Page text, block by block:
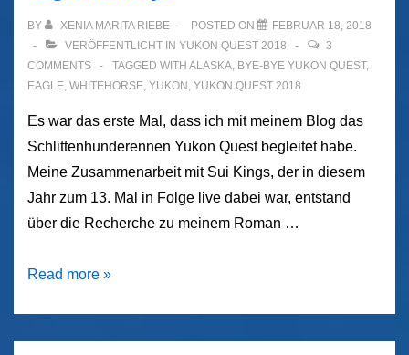
BY XENIA MARITA RIEBE POSTED ON
FEBRUAR 18, 2018
VERÖFFENTLICHT IN YUKON QUEST 2018
3
COMMENTS
TAGGED WITH ALASKA, BYE-BYE YUKON QUEST,
EAGLE, WHITEHORSE, YUKON , YUKON QUEST 2018
Es war das erste Mal, dass ich mit meinem Blog das
Schlittenhunderennen Yukon Quest begleitet habe.
Meine Zusammenarbeit mit Sui Kings, der in diesem
Jahr zum 13. Mal in Folge live dabei war, entstand
über die Recherche zu meinem Roman …
Yukon
Read more »